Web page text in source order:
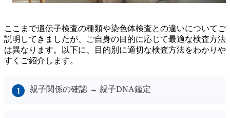
ここまで遺伝子検査の種類や染色体検査との違いについてご
説明してきましたが、ご自身の目的に応じて最適な検査方法
は異なります。以下に、目的別に適切な検査方法をわかりや
すくご紹介します。
親子関係の確認 → 親子DNA鑑定